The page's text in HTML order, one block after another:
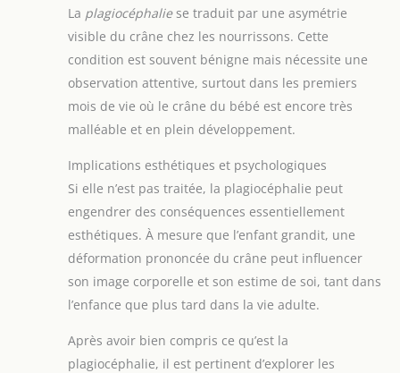
La plagiocéphaliese traduit par une asymétrie
visible du crâne chez les nourrissons. Cette
condition est souvent bénigne mais nécessite une
observation attentive, surtout dans les premiers
mois de vie où le crâne du bébé est encore très
malléable et en plein développement.
Implications esthétiques et psychologiques
Si elle n’est pas traitée, la plagiocéphalie peut
engendrer des conséquences essentiellement
esthétiques. À mesure que l’enfant grandit, une
déformation prononcée du crâne peut influencer
son image corporelle et son estime de soi, tant dans
l’enfance que plus tard dans la vie adulte.
Après avoir bien compris ce qu’est la
plagiocéphalie, il est pertinent d’explorer les